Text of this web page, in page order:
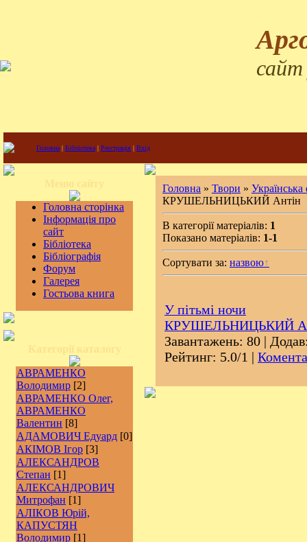
сайт
Головна | Бібліотека | Реєстрація | Вхід
Головна сторінка
Інформація про
сайт
Бібліотека
Бібліографія
Форум
Галерея
Гостьова книга
АВРАМЕНКО
Володимир [2]
АВРАМЕНКО Олег,
АВРАМЕНКО
Валентин [8]
АДАМОВИЧ Едуард [0]
АКІМОВ Ігор [3]
АЛЕКСАНДРОВ
Степан [1]
АЛЕКСАНДРОВИЧ
Митрофан [1]
АЛІКОВ Юрій,
КАПУСТЯН
Володимир [1]
Головна » Твори » Українська
КРУШЕЛЬНИЦЬКИЙ Антін
В категорії матеріалів: 1
Показано матеріалів: 1-1
Сортувати за: назвою
У пітьмі ночи
КРУШЕЛЬНИЦЬКИЙ
Завантажень: 80 |
Рейтинг: 5.0/1 |